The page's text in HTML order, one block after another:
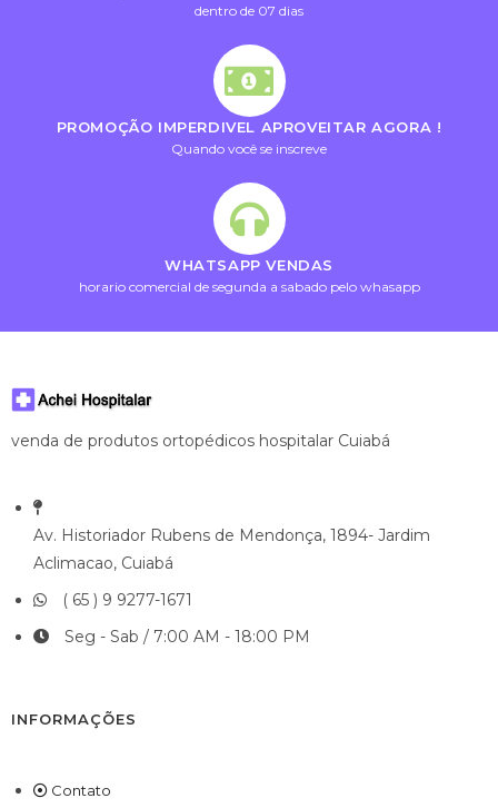
dentro de 07 dias
PROMOÇÃO IMPERDIVEL APROVEITAR AGORA !
Quando você se inscreve
WHATSAPP VENDAS
horario comercial de segunda a sabado pelo whasapp
venda de produtos ortopédicos hospitalar Cuiabá
Av. Historiador Rubens de Mendonça, 1894- Jardim
Aclimacao, Cuiabá
( 65 ) 9 9277-1671
Seg - Sab / 7:00 AM - 18:00 PM
INFORMAÇÕES
Contato